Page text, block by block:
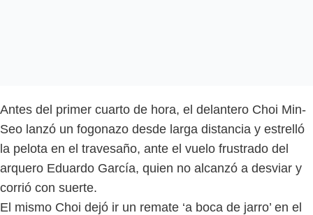
Antes del primer cuarto de hora, el delantero Choi Min-
Seo lanzó un fogonazo desde larga distancia y estrelló
la pelota en el travesaño, ante el vuelo frustrado del
arquero Eduardo García, quien no alcanzó a desviar y
corrió con suerte.
El mismo Choi dejó ir un remate ‘a boca de jarro’ en el